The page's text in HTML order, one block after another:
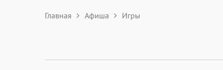
Главная Афиша Игры